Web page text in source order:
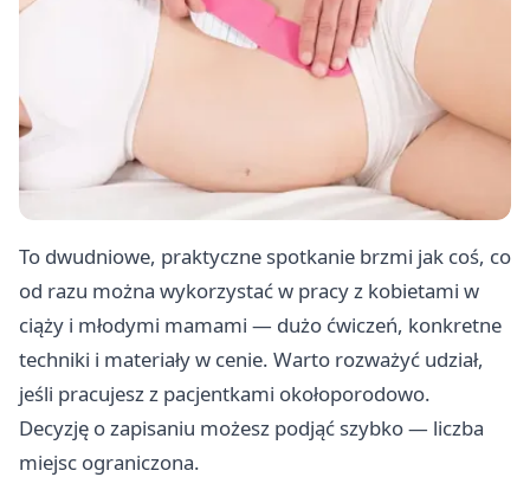
To dwudniowe, praktyczne spotkanie brzmi jak coś, co
od razu można wykorzystać w pracy z kobietami w
ciąży i młodymi mamami — dużo ćwiczeń, konkretne
techniki i materiały w cenie. Warto rozważyć udział,
jeśli pracujesz z pacjentkami okołoporodowo.
Decyzję o zapisaniu możesz podjąć szybko — liczba
miejsc ograniczona.